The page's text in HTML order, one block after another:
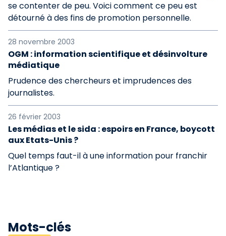
se contenter de peu. Voici comment ce peu est
détourné à des fins de promotion personnelle.
28 novembre 2003
OGM : information scientifique et désinvolture
médiatique
Prudence des chercheurs et imprudences des
journalistes.
26 février 2003
Les médias et le sida : espoirs en France, boycott
aux Etats-Unis ?
Quel temps faut-il à une information pour franchir
l’Atlantique ?
Mots-clés